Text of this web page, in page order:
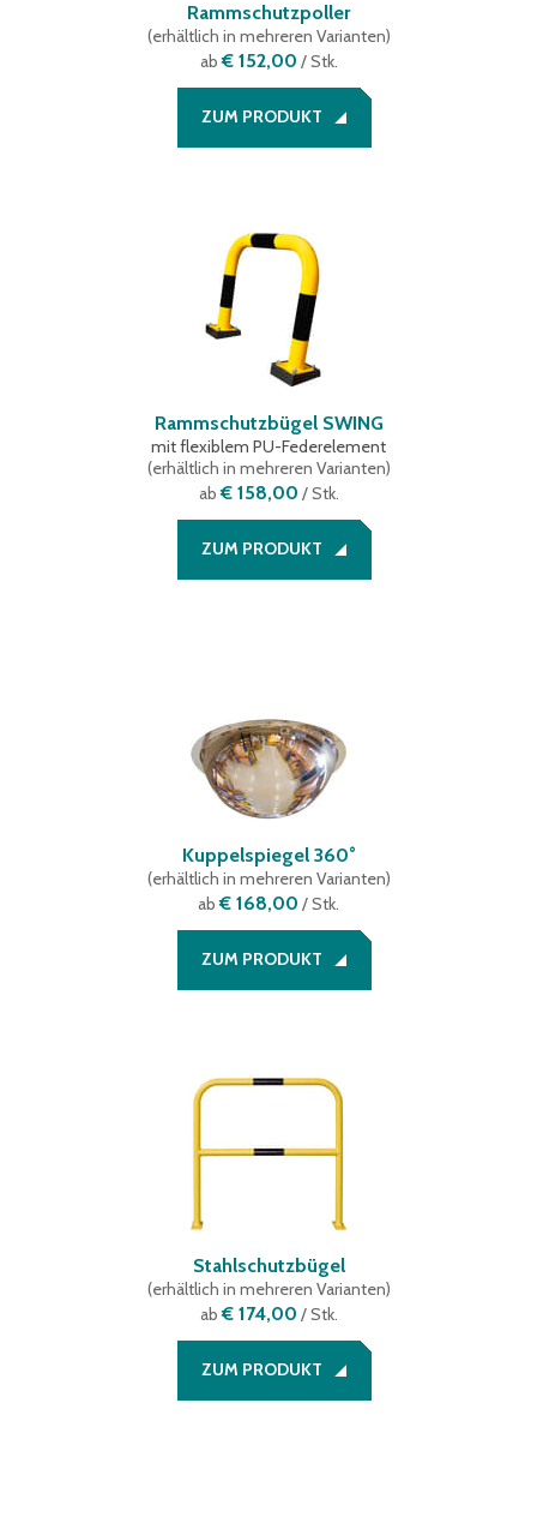
Rammschutzpoller
(erhältlich in mehreren Varianten)
ab€ 152,00 / Stk.
ZUM PRODUKT
Rammschutzbügel SWING
mit flexiblem PU-Federelement
(erhältlich in mehreren Varianten)
ab€ 158,00 / Stk.
ZUM PRODUKT
Kuppelspiegel 360°
(erhältlich in mehreren Varianten)
ab€ 168,00 / Stk.
ZUM PRODUKT
Stahlschutzbügel
(erhältlich in mehreren Varianten)
ab€ 174,00 / Stk.
ZUM PRODUKT